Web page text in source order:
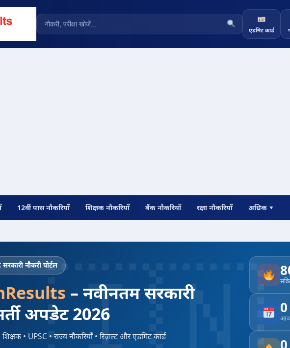
एडमिट कार्ड
12वीं पास नौकरियाँ शिक्षक नौकरियाँ बैंक नौकरियाँ रक्षा नौकरियाँ अधिक ▾
नौकरी पोर्टल
– नवीनतम सरकारी
अपडेट 2026
• UPSC • राज्य नौकरियाँ • रिज़ल्ट और एडमिट कार्ड
0
आज